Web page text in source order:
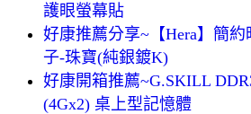
護眼螢幕貼
好康推薦分享~【Hera】簡
子-珠寶(純銀鍍K)
好康開箱推薦~G.SKILL
(4Gx2) 桌上型記憶體